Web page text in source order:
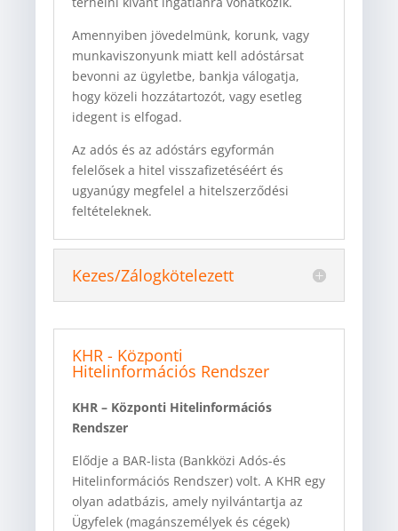
Amennyiben jövedelmünk, korunk, vagy
munkaviszonyunk miatt kell adóstársat
bevonni az ügyletbe, bankja válogatja,
hogy közeli hozzátartozót, vagy esetleg
idegent is elfogad.
Az adós és az adóstárs egyformán
felelősek a hitel visszafizetéséért és
ugyanúgy megfelel a hitelszerződési
feltételeknek.
Kezes/Zálogkötelezett
KHR - Központi
Hitelinformációs Rendszer
KHR – Központi Hitelinformációs
Rendszer
Elődje a BAR-lista (Bankközi Adós-és
Hitelinformációs Rendszer) volt. A KHR egy
olyan adatbázis, amely nyilvántartja az
Ügyfelek (magánszemélyek és cégek)